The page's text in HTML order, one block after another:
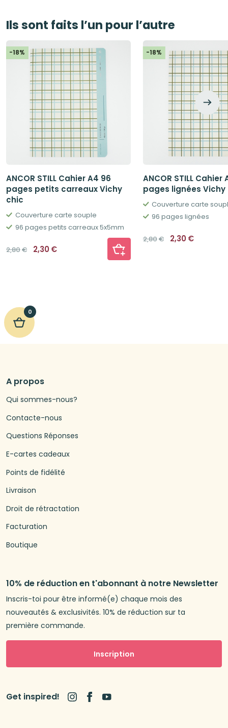
Ils sont faits l’un pour l’autre
-18%
ANCOR STILL Cahier A4 96
pages petits carreaux Vichy
chic
Couverture carte souple
96 pages petits carreaux 5x5mm
2,80€ Le
prix
2,30€
-18%
ANCOR STILL Cahier
pages lignées Vichy
Couverture carte
96 pages lignées
2,80€ Le
prix
2,30€
0
A propos
Qui sommes-nous?
Contacte-nous
Questions Réponses
E-cartes cadeaux
Points de fidélité
Livraison
Droit de rétractation
Facturation
Boutique
10% de réduction en t'abonnant à notre Newsletter
Inscris-toi pour être informé(e) chaque mois des
nouveautés & exclusivités. 10% de réduction sur ta
première commande.
Inscription
Get inspired!